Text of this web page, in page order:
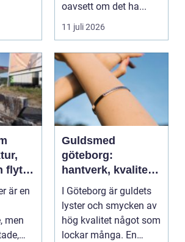
oavsett om det ha...
11 juli 2026
flyt i
är en
men
Guldsmed
göteborg:
hantverk, kvalitet
och personlig
service
I Göteborg är guldets
lyster och smycken av
hög kvalitet något som
lockar många. En